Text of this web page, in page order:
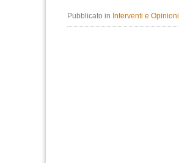
Pubblicato in Interventi e Opinioni